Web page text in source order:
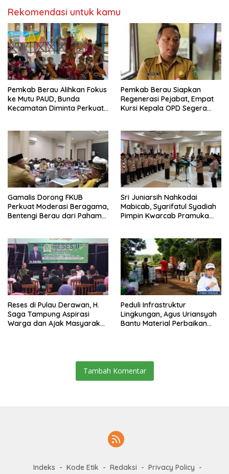
Rekomendasi untuk kamu
Pemkab Berau Alihkan Fokus
ke Mutu PAUD, Bunda
Kecamatan Diminta Perkuat
Pemkab Berau Siapkan
Regenerasi Pejabat, Empat
Kursi Kepala OPD Segera
Gamalis Dorong FKUB
Perkuat Moderasi Beragama,
Bentengi Berau dari Paham
Sri Juniarsih Nahkodai
Mabicab, Syarifatul Syadiah
Pimpin Kwarcab Pramuka
Reses di Pulau Derawan, H.
Saga Tampung Aspirasi
Warga dan Ajak Masyarakat
Peduli Infrastruktur
Lingkungan, Agus Uriansyah
Bantu Material Perbaikan
Tambah Komentar
Indeks Kode Etik Redaksi
Privacy Policy